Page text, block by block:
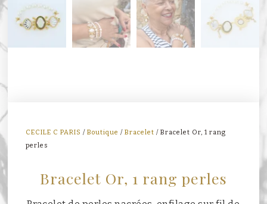
CECILE C PARIS /Boutique /Bracelet / Bracelet Or, 1 rang
perles
Bracelet Or, 1 rang perles